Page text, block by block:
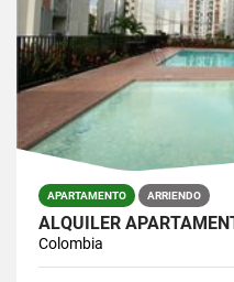
APARTAMENTO ARRIENDO
Colombia